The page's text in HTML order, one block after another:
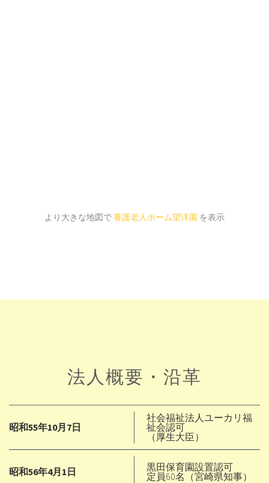
より大きな地図で養護老人ホーム望洋園 を表示
法人概要・沿革
昭和55年10月7日
社会福祉法人ユーカリ福
祉会認可
（厚生大臣）
昭和56年4月1日
黒田保育園設置認可
定員60名（宮崎県知事）